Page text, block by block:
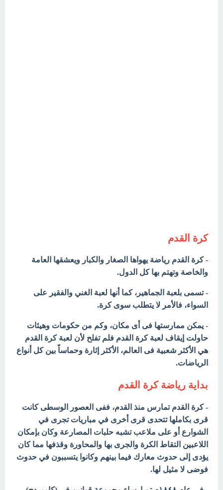
كرة القدم
- كرة القدم رياضة يهواها الصغار والكبار ويعشقها العامة
والخاصة وتهتم بها كل الدول.
- تسمى بلعبة الجماهير، كما أنها لعبة الغني والفقير على
السواء، فالأمر لا يتطلب سوى كرة.
- يمكن ممارستها فى أى مكان، وكم من حكومات وهيئات
حاولت إيقاف لعبة كرة القدم فلم تفلح لأن لعبة كرة القدم
هي الأكثر شعبية فى العالم، الأكثر إثارة وحماساً بين كل أنواع
الرياضات.
بداية رياضة كرة القدم
- كرة القدم تمارس منذ القدم، ففى العصور الوسطى كانت
قرى بكاملها تتحدى قرى أخرى في مباريات تجرى في
الشوارع أو على ملاعب تشبه حلبات المصارعة وكان بإمكان
اللاعبين التقاط الكرة والجرى بها والمحاورة وقذفها مما كان
يؤدى إلى حدوث معارك فيما بينهم وكانوا يتسببون في حدوث
فوضى لا مثيل لها.